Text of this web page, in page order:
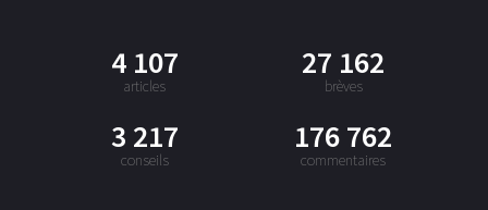
4 107
articles
27 162
brèves
3 217
conseils
176 762
commentaires